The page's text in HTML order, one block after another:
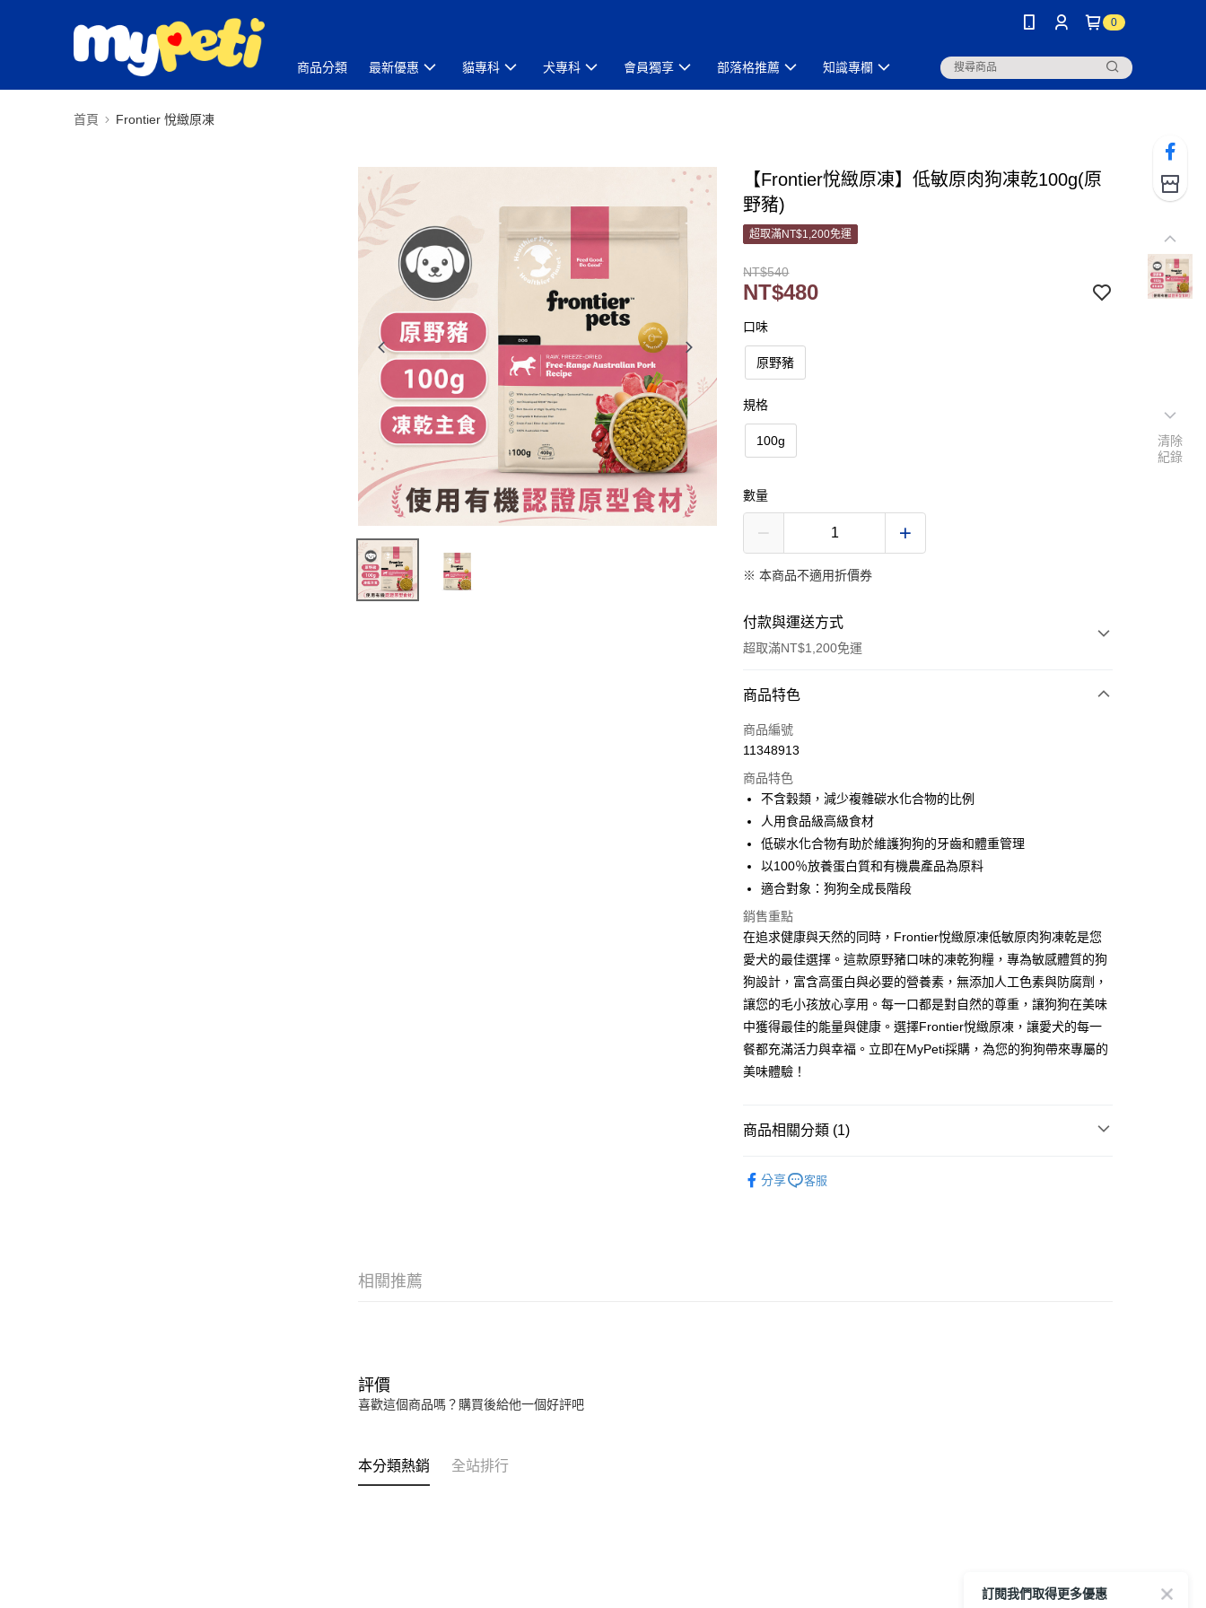
0
商品分類 最新優惠 貓專科 犬專科 會員獨享 部落格推薦 知識專欄
首頁 Frontier 悅緻原凍
【Frontier悅緻原凍】低敏原肉狗凍乾100g(原
野豬)
超取滿NT$1,200免運
NT$540
NT$480
口味
原野豬
規格
100g
數量
※ 本商品不適用折價券
付款與運送方式
超取滿NT$1,200免運
付款方式
信用卡一次付款
3 期 0 利率 每期NT$160
合作金庫商業銀行
華南商業銀行
彰化商業銀行
國泰世華商業銀行
兆豐國際商業銀行
臺灣中小企業銀行
匯豐（台灣）商業銀行
聯邦商業銀行
遠東國際商業銀行
玉山商業銀行
星展（台灣）商業銀行
台新國際商業銀行
中國信託商業銀行
台灣樂天信用卡公司
6 期 0 利率 每期NT$80
合作金庫商業銀行
第一商業銀行
華南商業銀行
彰化商業銀行
上海商業儲蓄銀行
臺灣中小企業銀行
匯豐（台灣）商業銀行
華泰商業銀行
聯邦商業銀行
遠東國際商業銀行
元大商業銀行
永豐商業銀行
台新國際商業銀行
中國信託商業銀行
台灣樂天信用卡公司
12 期 0 利率 每期NT$40
合作金庫商業銀行
第一商業銀行
華南商業銀行
上海商業儲蓄銀行
國泰世華商業銀行
臺灣中小企業銀行
台中商業銀行
匯豐（台灣）商業銀行
華泰商業銀行
聯邦商業銀行
遠東國際商業銀行
元大商業銀行
永豐商業銀行
玉山商業銀行
星展（台灣）商業銀行
台灣樂天信用卡公司
24 期 0 利率 每期NT$20
合作金庫商業銀行
華南商業銀行
上海商業儲蓄銀行
台北富邦商業銀行
兆豐國際商業銀行
臺灣中小企業銀行
華泰商業銀行
聯邦商業銀行
遠東國際商業銀行
元大商業銀行
永豐商業銀行
玉山商業銀行
星展（台灣）商業銀行
台新國際商業銀行
中國信託商業銀行
LINE Pay
Apple Pay
貨到付款
運送方式
每筆NT$70，滿NT$1,200(含以上)免運費
商品特色
商品編號
11348913
商品特色
不含穀類，減少複雜碳水化合物的比例
人用食品級高級食材
低碳水化合物有助於維護狗狗的牙齒和體重管理
以100％放養蛋白質和有機農產品為原料
適合對象：狗狗全成長階段
銷售重點
在追求健康與天然的同時，Frontier悅緻原凍低敏原肉狗凍乾是您
愛犬的最佳選擇。這款原野豬口味的凍乾狗糧，專為敏感體質的狗
狗設計，富含高蛋白與必要的營養素，無添加人工色素與防腐劑，
讓您的毛小孩放心享用。每一口都是對自然的尊重，讓狗狗在美味
中獲得最佳的能量與健康。選擇Frontier悅緻原凍，讓愛犬的每一
餐都充滿活力與幸福。立即在MyPeti採購，為您的狗狗帶來專屬的
美味體驗！
商品相關分類 (1)
分享
客服
相關推薦
評價
喜歡這個商品嗎？購買後給他一個好評吧
本分類熱銷 全站排行
清除
紀錄
訂閱我們取得更多優惠